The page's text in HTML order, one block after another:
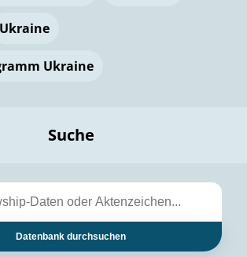
Ukraine
Ukraine
Suche
Datenbank durchsuchen